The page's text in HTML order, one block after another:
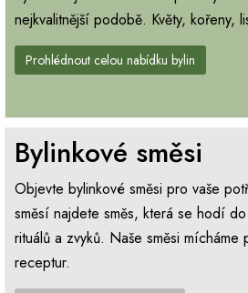
nejkvalitnější podobě. Květy, kořeny,
Prohlédnout celou nabídku bylin
Bylinkové směsi
Objevte bylinkové směsi pro vaše
směsí najdete směs, která se hodí
rituálů a zvyků. Naše směsi
receptur.